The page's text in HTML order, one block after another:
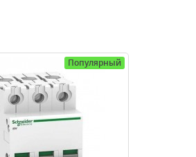
Популярный